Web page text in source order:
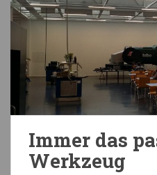
Immer das
Werkzeug